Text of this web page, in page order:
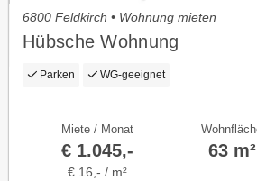
6800 Feldkirch • Wohnung mieten
Hübsche Wohnung
Parken WG-geeignet
Miete / Monat
€ 1.045,-
€ 16,- / m²
63 m²